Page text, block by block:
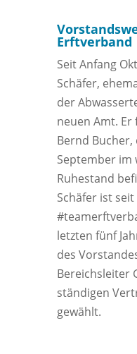
Erftverband
Seit Anfang
Schäfer,
der
neuen Amt.
Bernd Bucher,
September im
Ruhestand
Schäfer ist
letzten fünf
des
Bereichsleiter
ständigen
gewählt.